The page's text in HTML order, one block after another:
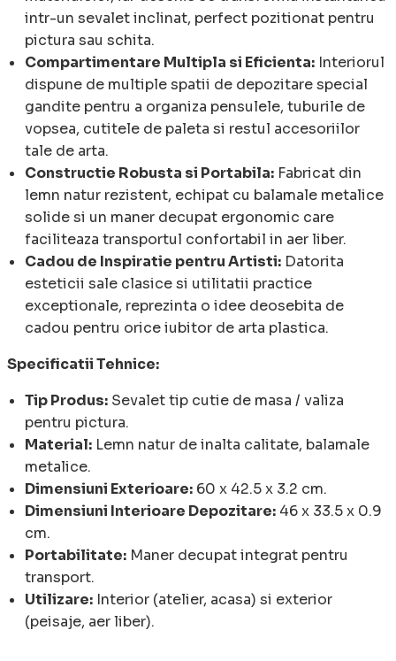
intr-un sevalet inclinat, perfect pozitionat pentru
pictura sau schita.
Compartimentare Multipla si Eficienta: Interiorul
dispune de multiple spatii de depozitare special
gandite pentru a organiza pensulele, tuburile de
vopsea, cutitele de paleta si restul accesoriilor
tale de arta.
Constructie Robusta si Portabila: Fabricat din
lemn natur rezistent, echipat cu balamale metalice
solide si un maner decupat ergonomic care
faciliteaza transportul confortabil in aer liber.
Cadou de Inspiratie pentru Artisti: Datorita
esteticii sale clasice si utilitatii practice
exceptionale, reprezinta o idee deosebita de
cadou pentru orice iubitor de arta plastica.
Specificatii Tehnice:
Tip Produs: Sevalet tip cutie de masa / valiza
pentru pictura.
Material: Lemn natur de inalta calitate, balamale
metalice.
Dimensiuni Exterioare: 60 x 42.5 x 3.2 cm.
Dimensiuni Interioare Depozitare: 46 x 33.5 x 0.9
cm.
Portabilitate: Maner decupat integrat pentru
transport.
Utilizare: Interior (atelier, acasa) si exterior
(peisaje, aer liber).